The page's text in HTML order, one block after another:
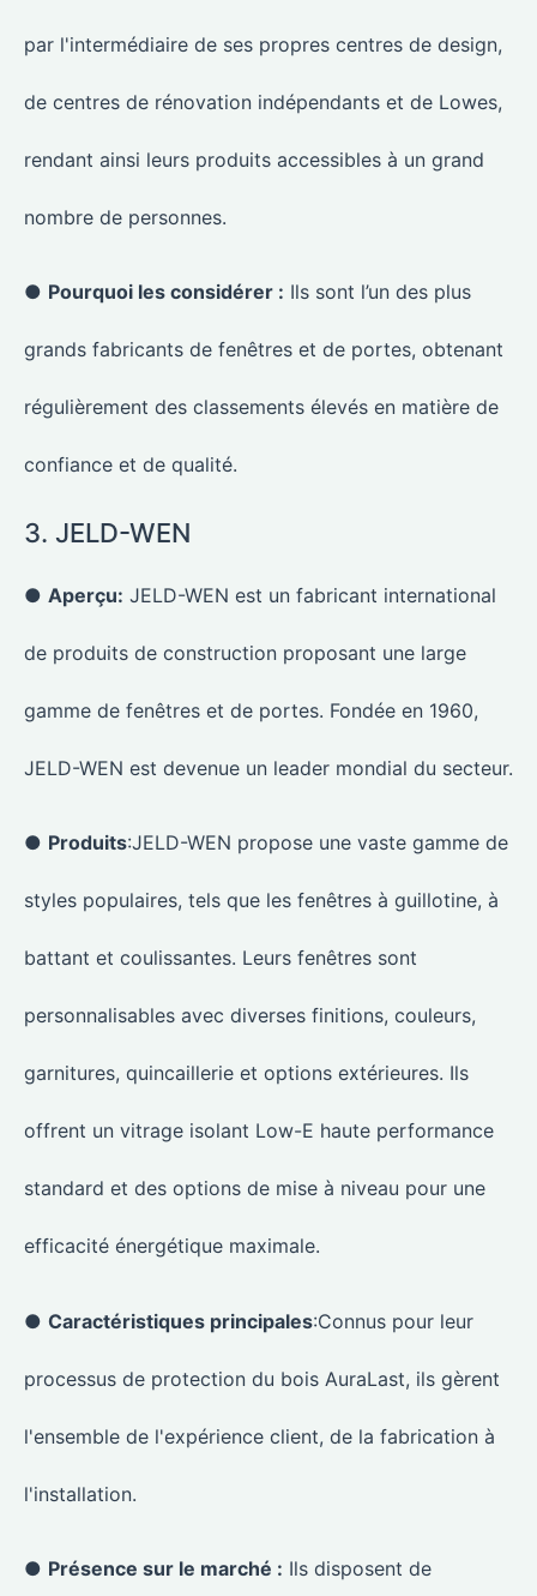
par l'intermédiaire de ses propres centres de design,
de centres de rénovation indépendants et de Lowes,
rendant ainsi leurs produits accessibles à un grand
nombre de personnes.
● Pourquoi les considérer : Ils sont l’un des plus
grands fabricants de fenêtres et de portes, obtenant
régulièrement des classements élevés en matière de
confiance et de qualité.
3. JELD-WEN
● Aperçu: JELD-WEN est un fabricant international
de produits de construction proposant une large
gamme de fenêtres et de portes. Fondée en 1960,
JELD-WEN est devenue un leader mondial du secteur.
● Produits:JELD-WEN propose une vaste gamme de
styles populaires, tels que les fenêtres à guillotine, à
battant et coulissantes. Leurs fenêtres sont
personnalisables avec diverses finitions, couleurs,
garnitures, quincaillerie et options extérieures. Ils
offrent un vitrage isolant Low-E haute performance
standard et des options de mise à niveau pour une
efficacité énergétique maximale.
● Caractéristiques principales:Connus pour leur
processus de protection du bois AuraLast, ils gèrent
l'ensemble de l'expérience client, de la fabrication à
l'installation.
● Présence sur le marché : Ils disposent de